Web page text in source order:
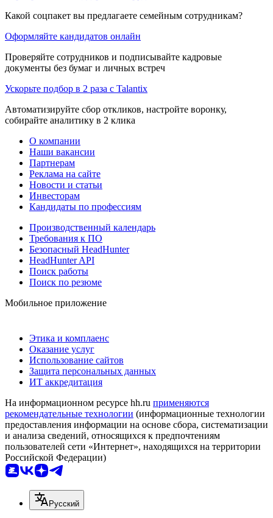
Какой соцпакет вы предлагаете семейным сотрудникам?
Оформляйте кандидатов онлайн
Проверяйте сотрудников и подписывайте кадровые
документы без бумаг и личных встреч
Ускорьте подбор в 2 раза с Talantix
Автоматизируйте сбор откликов, настройте воронку,
собирайте аналитику в 2 клика
О компании
Наши вакансии
Партнерам
Реклама на сайте
Новости и статьи
Инвесторам
Кандидаты по профессиям
Производственный календарь
Требования к ПО
Безопасный HeadHunter
HeadHunter API
Поиск работы
Поиск по резюме
Мобильное приложение
Этика и комплаенс
Оказание услуг
Использование сайтов
Защита персональных данных
ИТ аккредитация
На информационном ресурсе hh.ru применяются
рекомендательные технологии (информационные технологии
предоставления информации на основе сбора, систематизации
и анализа сведений, относящихся к предпочтениям
пользователей сети «Интернет», находящихся на территории
Российской Федерации)
Русский